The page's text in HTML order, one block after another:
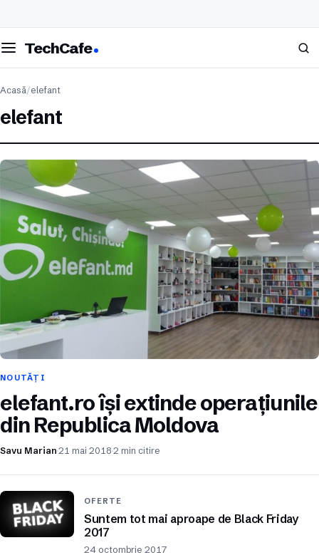
meniul
TechCafe Caută
Acasă/elefant
elefant
NOUTĂȚI
elefant.ro își extinde operațiunile
din Republica Moldova
Savu Marian 21 mai 2018 2 min citire
OFERTE
Suntem tot mai aproape de Black Friday
2017
24 octombrie 2017